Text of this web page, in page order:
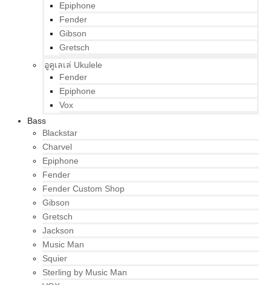
Epiphone
Fender
Gibson
Gretsch
อูคูเลเล่ Ukulele
Fender
Epiphone
Vox
Bass
Blackstar
Charvel
Epiphone
Fender
Fender Custom Shop
Gibson
Gretsch
Jackson
Music Man
Squier
Sterling by Music Man